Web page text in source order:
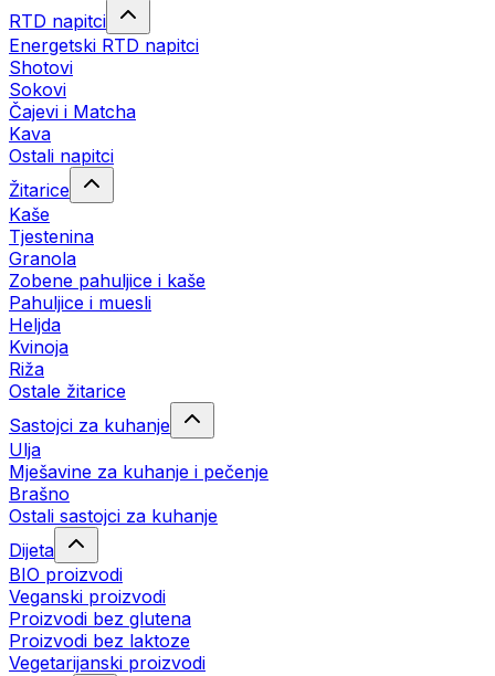
RTD napitci
Energetski RTD napitci
Shotovi
Sokovi
Čajevi i Matcha
Kava
Ostali napitci
Žitarice
Kaše
Tjestenina
Granola
Zobene pahuljice i kaše
Pahuljice i muesli
Heljda
Kvinoja
Riža
Ostale žitarice
Sastojci za kuhanje
Ulja
Mješavine za kuhanje i pečenje
Brašno
Ostali sastojci za kuhanje
Dijeta
BIO proizvodi
Veganski proizvodi
Proizvodi bez glutena
Proizvodi bez laktoze
Vegetarijanski proizvodi